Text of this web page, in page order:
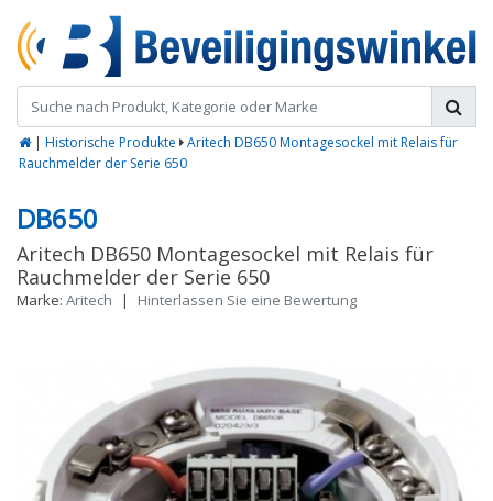
| Historische Produkte
Aritech DB650 Montagesockel mit Relais für
Rauchmelder der Serie 650
DB650
Aritech DB650 Montagesockel mit Relais für
Rauchmelder der Serie 650
Marke: Aritech | Hinterlassen Sie eine Bewertung